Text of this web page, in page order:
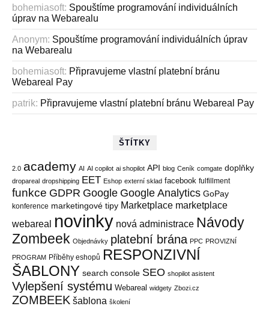
bohemiasoft: Spouštíme programování individuálních
úprav na Webarealu
Anonym: Spouštíme programování individuálních úprav
na Webarealu
bohemiasoft: Připravujeme vlastní platební bránu
Webareal Pay
patrik: Připravujeme vlastní platební bránu Webareal Pay
ŠTÍTKY
2.0 academy AI AI copilot ai shopilot API blog Ceník comgate doplňky
dropareal dropshipping EET Eshop externí sklad facebook fulfillment
funkce GDPR Google Google Analytics GoPay
konference marketingové tipy Marketplace marketplace
webareal novinky nová administrace Návody
Zombeek Objednávky platební brána PPC PROVIZNÍ
PROGRAM Příběhy eshopů RESPONZIVNÍ
ŠABLONY search console SEO shopilot asistent
Vylepšení systému Webareal widgety Zbozi.cz
ZOMBEEK šablona školení